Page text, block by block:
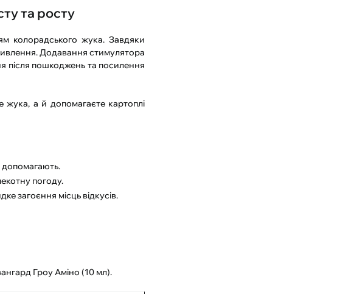
та росту
колорадського жука. Завдяки
Додавання стимулятора
після пошкоджень та посилення
а й допомагаєте картоплі
допомагають.
погоду.
загоєння місць відкусів.
Гроу Аміно (10 мл).